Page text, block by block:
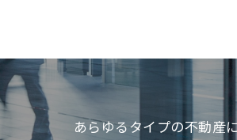
あらゆるタイプの不動産